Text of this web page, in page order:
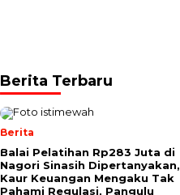
Berita Terbaru
Berita
Balai Pelatihan Rp283 Juta di
Nagori Sinasih Dipertanyakan,
Kaur Keuangan Mengaku Tak
Pahami Regulasi, Pangulu